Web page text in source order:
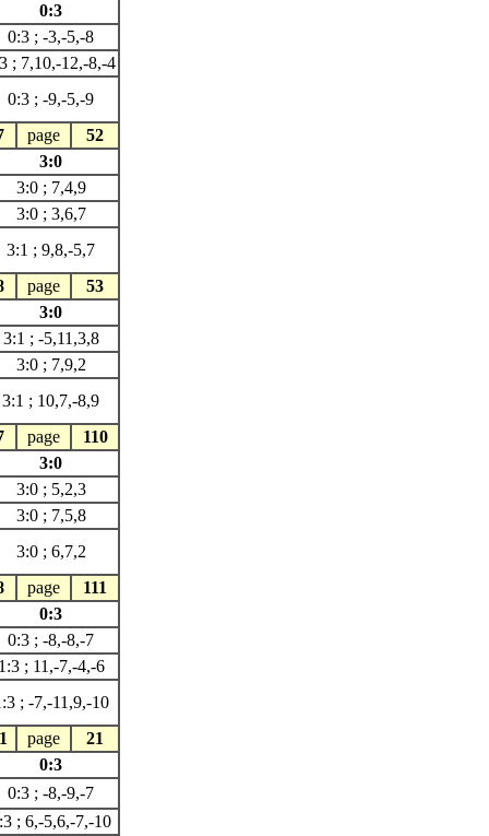
0:3
0:3 ; -3,-5,-8
; 7,10,-12,-8,-4
0:3 ; -9,-5,-9
page
52
3:0
3:0 ; 7,4,9
3:0 ; 3,6,7
3:1 ; 9,8,-5,7
page
53
3:0
3:1 ; -5,11,3,8
3:0 ; 7,9,2
3:1 ; 10,7,-8,9
page
110
3:0
3:0 ; 5,2,3
3:0 ; 7,5,8
3:0 ; 6,7,2
page
111
0:3
0:3 ; -8,-8,-7
; 11,-7,-4,-6
; -7,-11,9,-10
page
21
0:3
0:3 ; -8,-9,-7
; 6,-5,6,-7,-10